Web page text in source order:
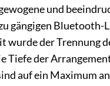
und
gängigen
der Trennung
Tiefe der
auf ein Maximum